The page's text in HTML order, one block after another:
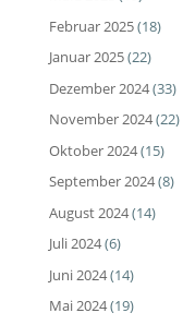
Februar 2025(18)
Januar 2025(22)
Dezember 2024(33)
November 2024(22)
Oktober 2024(15)
September 2024(8)
August 2024(14)
Juli 2024(6)
Juni 2024(14)
Mai 2024(19)